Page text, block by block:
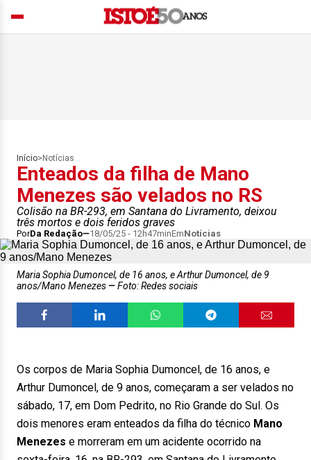
Início> Notícias
Enteados da filha de Mano
Menezes são velados no RS
Colisão na BR-293, em Santana do Livramento, deixou
três mortos e dois feridos graves
PorDa Redação 18/05/25 - 12h47minEmNotícias
Maria Sophia Dumoncel, de 16 anos, e Arthur Dumoncel, de 9
anos/Mano Menezes
Foto: Redes sociais
Os corpos de Maria Sophia Dumoncel, de 16 anos, e
Arthur Dumoncel, de 9 anos, começaram a ser velados no
sábado, 17, em Dom Pedrito, no Rio Grande do Sul. Os
dois menores eram enteados da filha do técnico Mano
Menezes e morreram em um acidente ocorrido na